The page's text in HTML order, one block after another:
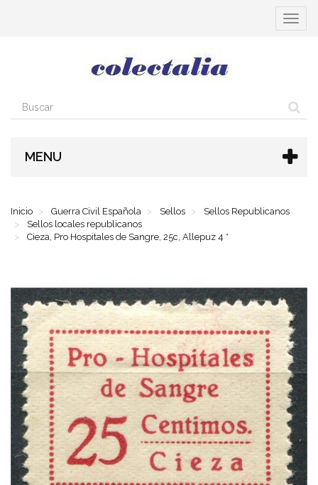
MENU
Inicio Guerra Civil Española Sellos
Sellos Republicanos
Sellos locales republicanos
Cieza, Pro Hospitales de Sangre, 25c, Allepuz 4 *